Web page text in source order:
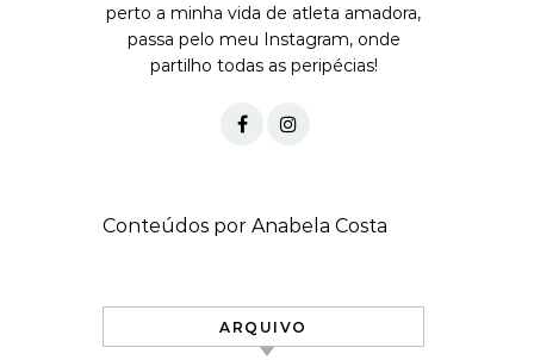
perto a minha vida de atleta amadora,
passa pelo meu Instagram, onde
partilho todas as peripécias!
Conteúdos por Anabela Costa
ARQUIVO